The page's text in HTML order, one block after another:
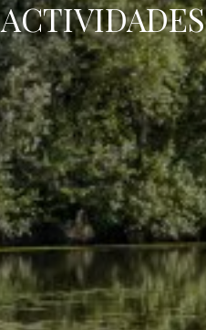
ACTIVIDADES